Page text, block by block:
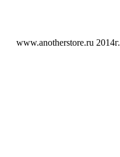
www.anotherstore.ru 2014г.